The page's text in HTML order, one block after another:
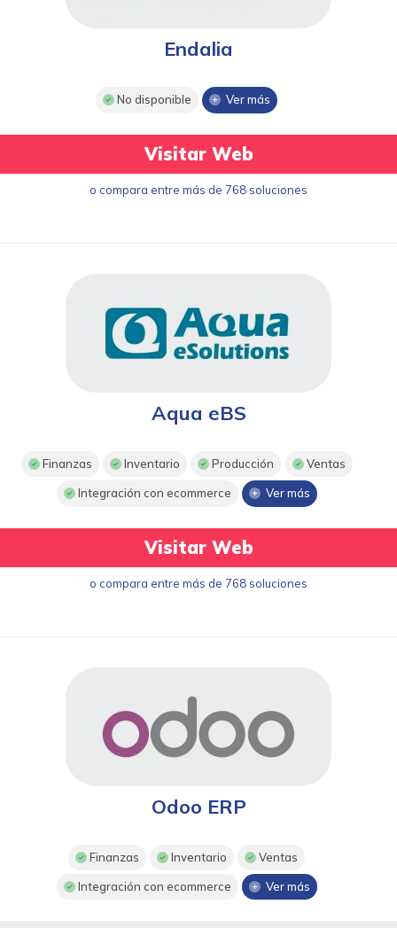
Endalia
No disponible Ver más
Visitar Web
o compara entre más de 768 soluciones
Aqua eBS
Finanzas Inventario Producción Ventas
Integración con ecommerce Ver más
Visitar Web
o compara entre más de 768 soluciones
Odoo ERP
Finanzas Inventario Ventas
Integración con ecommerce Ver más